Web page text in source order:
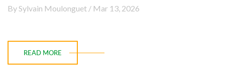
By Sylvain Moulonguet / Mar 13, 2026
READ MORE